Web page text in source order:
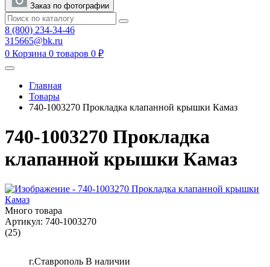
Заказ по фотографии
8 (800) 234-34-46
315665@bk.ru
0 Корзина 0 товаров 0 ₽
Главная
Товары
740-1003270 Прокладка клапанной крышки Камаз
740-1003270 Прокладка
клапанной крышки Камаз
Много товара
Артикул: 740-1003270
(25)
г.Ставрополь В наличии